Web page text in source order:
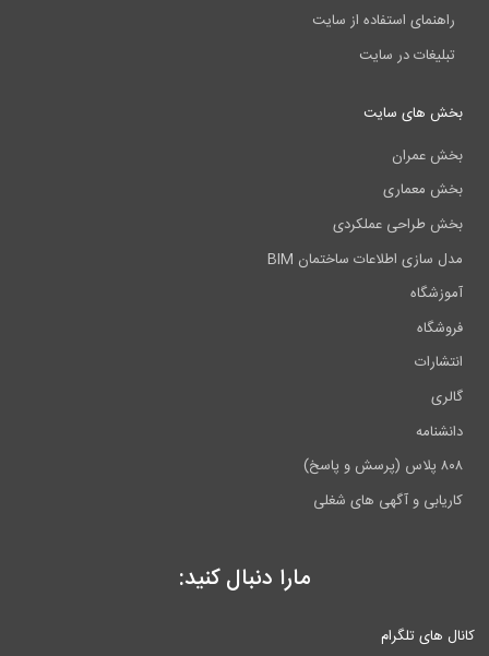
راهنمای استفاده از سایت
تبلیغات در سایت
بخش های سایت
بخش عمران
بخش معماری
بخش طراحی عملکردی
مدل سازی اطلاعات ساختمان BIM
آموزشگاه
فروشگاه
انتشارات
گالری
دانشنامه
۸۰۸ پلاس (پرسش و پاسخ)
کاریابی و آگهی های شغلی
مارا دنبال کنید:
کانال های تلگرام